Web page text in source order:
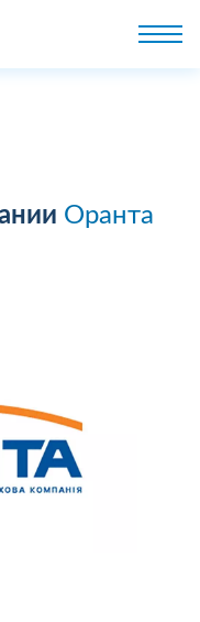
Оранта